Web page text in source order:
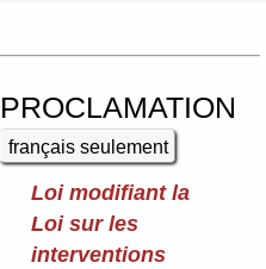
PROCLAMATION
français seulement
Loi modifiant la
Loi sur les
interventions